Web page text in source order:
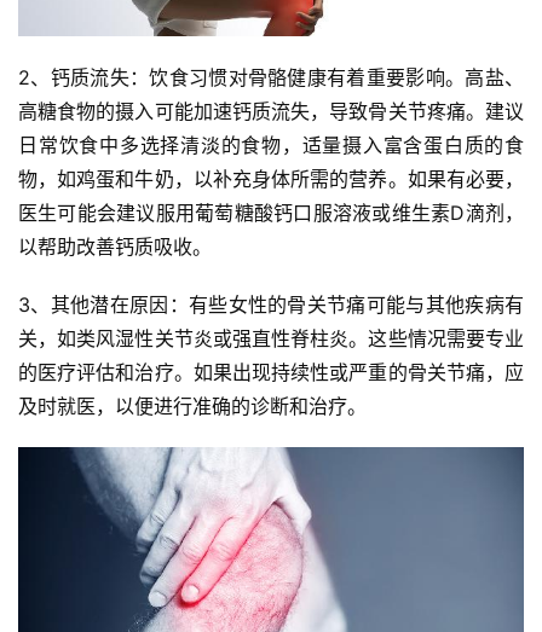
2、钙质流失：饮食习惯对骨骼健康有着重要影响。高盐、
高糖食物的摄入可能加速钙质流失，导致骨关节疼痛。建议
日常饮食中多选择清淡的食物，适量摄入富含蛋白质的食
物，如鸡蛋和牛奶，以补充身体所需的营养。如果有必要，
医生可能会建议服用葡萄糖酸钙口服溶液或维生素D滴剂，
以帮助改善钙质吸收。
3、其他潜在原因：有些女性的骨关节痛可能与其他疾病有
关，如类风湿性关节炎或强直性脊柱炎。这些情况需要专业
的医疗评估和治疗。如果出现持续性或严重的骨关节痛，应
及时就医，以便进行准确的诊断和治疗。